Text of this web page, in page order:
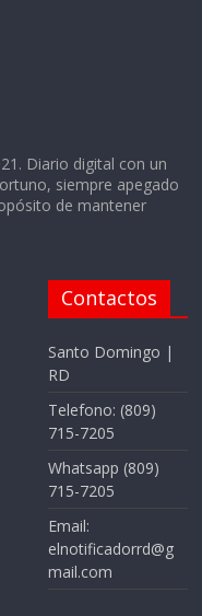
Diario digital con un
siempre apegado
de mantener
Contactos
Santo Domingo |
RD
Telefono: (809)
715-7205
Whatsapp (809)
715-7205
Email:
elnotificadorrd@g
mail.com